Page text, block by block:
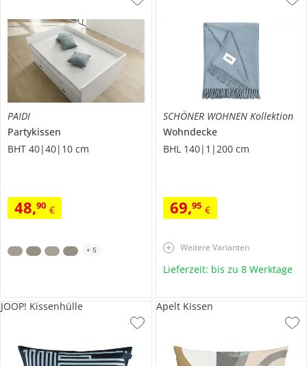
PAIDI
Partykissen
BHT 40|40|10 cm
48,90 €
+ 5
SCHÖNER WOHNEN Kollektion
Wohndecke
BHL 140|1|200 cm
69,95 €
Weitere Varianten
Lieferzeit: bis zu 8 Werktage
JOOP! Kissenhülle Apelt Kissen